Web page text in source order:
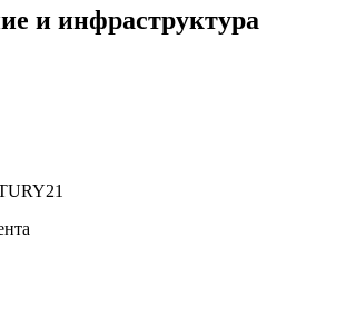
и инфраструктура